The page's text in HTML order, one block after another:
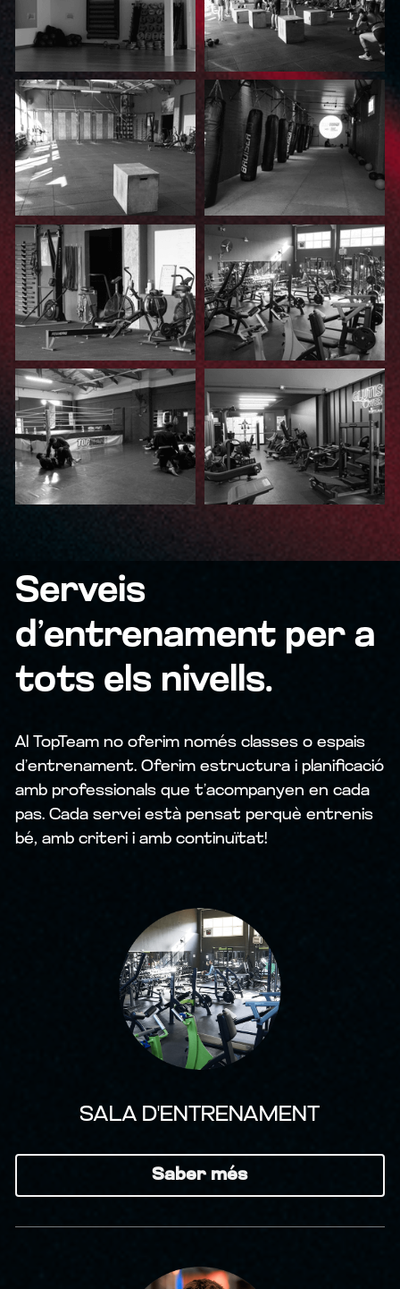
Serveis
d’entrenament per a
tots els nivells.
Al TopTeam no oferim només classes o espais
d’entrenament. Oferim estructura i planificació
amb professionals que t’acompanyen en cada
pas. Cada servei està pensat perquè entrenis
bé, amb criteri i amb continuïtat!
SALA D'ENTRENAMENT
Saber més